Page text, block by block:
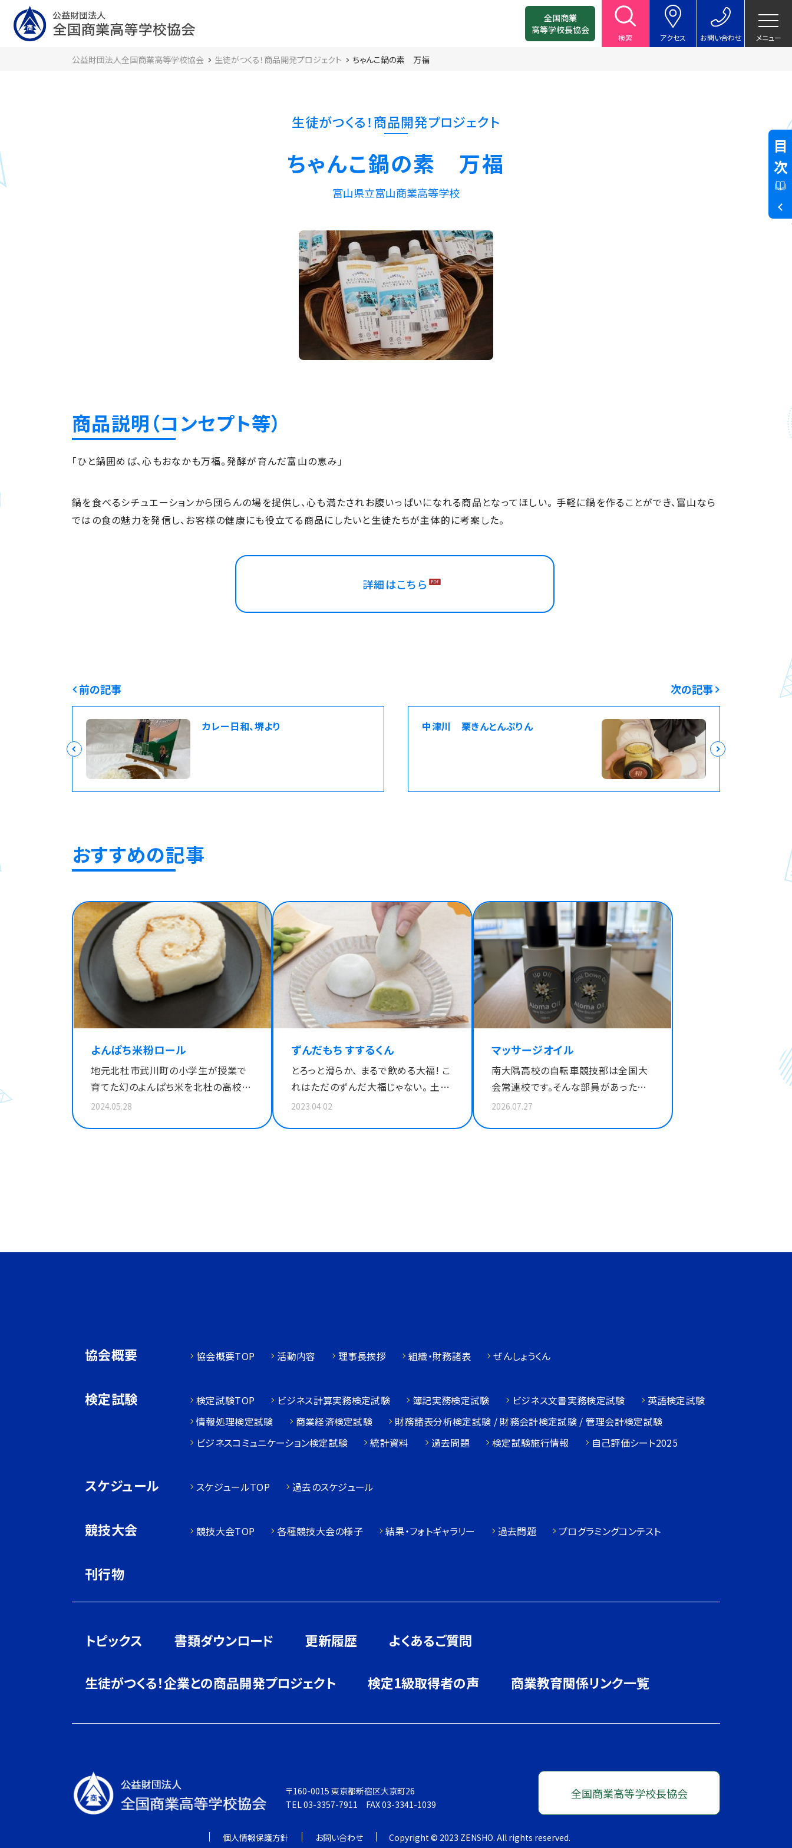
全国商業
高等学校長協会
検索 アクセス お問い合わせ メニュー
公益財団法人全国商業高等学校協会 生徒がつくる！商品開発プロジェクト ちゃんこ鍋の素 万福
生徒がつくる！商品開発プロジェクト
ちゃんこ鍋の素 万福
富山県立富山商業高等学校
商品説明（コンセプト等）
「ひと鍋囲めば、心もおなかも万福。発酵が育んだ富山の恵み」
鍋を食べるシチュエーションから団らんの場を提供し、心も満たされお腹いっぱいになれる商品となってほしい。 手軽に鍋を作ることができ、富山なら
ではの食の魅力を発信し、お客様の健康にも役立てる商品にしたいと生徒たちが主体的に考案した。
詳細はこちら
前の記事
カレー日和、堺より
次の記事
中津川 栗きんとんぷりん
おすすめの記事
よんぱち米粉ロール
地元北杜市武川町の小学生が授業で
育てた幻のよんぱち米を北杜の高校生
が商品開発。お米をイメージした新食
2024.05.28
ずんだもち すするくん
とろっと滑らか、 まるで飲める大福! こ
れはただのずんだ大福じゃない。 土を
耕し種を植え無農薬で育て、収穫した
キャラクターの考案を高校生チームが
2023.04.02
マッサージオイル
南大隅高校の自転車競技部は全国大
会常連校です。そんな部員があったら
いいなを形にしました。きっかけは課題
いったアスリート目線の商品となって
2026.07.27
目次
協会概要 協会概要TOP 活動内容 理事長挨拶 組織・財務諸表 ぜんしょうくん
検定試験 検定試験TOP ビジネス計算実務検定試験 簿記実務検定試験 ビジネス文書実務検定試験
英語検定試験
情報処理検定試験
商業経済検定試験
財務諸表分析検定試験 / 財務会計検定試験 / 管理会計検定試験
ビジネスコミュニケーション検定試験
統計資料 過去問題 検定試験施行情報 自己評価シート2025
スケジュール スケジュールTOP 過去のスケジュール
競技大会 競技大会TOP 各種競技大会の様子 結果・フォトギャラリー 過去問題 プログラミングコンテスト
刊行物
トピックス 書類ダウンロード 更新履歴 よくあるご質問
生徒がつくる！企業との商品開発プロジェクト 検定1級取得者の声 商業教育関係リンク一覧
〒160-0015 東京都新宿区大京町26
TEL 03-3357-7911 FAX 03-3341-1039
全国商業高等学校長協会
個人情報保護方針 お問い合わせ Copyright © 2023 ZENSHO. All rights reserved.